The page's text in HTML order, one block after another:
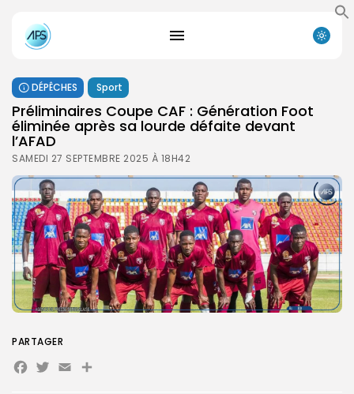
DÉPÊCHES Sport
Préliminaires Coupe CAF : Génération Foot
éliminée après sa lourde défaite devant
l’AFAD
SAMEDI 27 SEPTEMBRE 2025 À 18H42
PARTAGER
Facebook
Twitter
EmailPartager